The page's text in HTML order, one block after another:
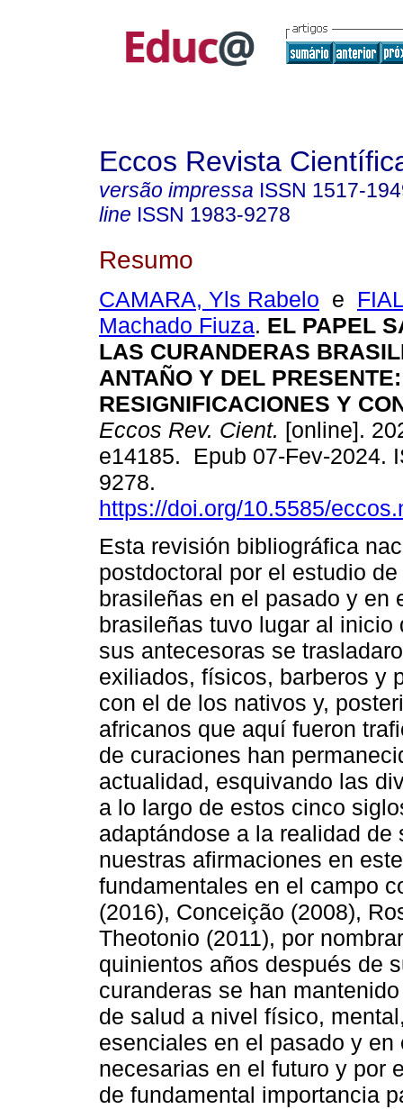
Eccos Revista
versão impressa ISSN 1517-
line ISSN 1983-9278
Resumo
CAMARA, Yls Rabelo e
Machado Fiuza. EL PAPEL
LAS CURANDERAS
ANTAÑO Y DEL PRESENTE:
RESIGNIFICACIONES Y
Eccos Rev. Cient. [online].
e14185. Epub 07-Fev-2024.
9278.
https://doi.org/10.5585/
Esta revisión bibliográfica
postdoctoral por el estudio
brasileñas en el pasado y en
brasileñas tuvo lugar al
sus antecesoras se
exiliados, físicos, barberos y
con el de los nativos y,
africanos que aquí fueron
de curaciones han
actualidad, esquivando las
a lo largo de estos cinco
adaptándose a la realidad
nuestras afirmaciones en
fundamentales en el campo
(2016), Conceição (2008),
Theotonio (2011), por
quinientos años después de
curanderas se han
de salud a nivel físico,
esenciales en el pasado y
necesarias en el futuro y por
de fundamental importancia